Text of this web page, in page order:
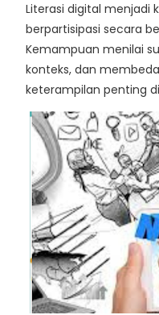
Literasi digital menjadi
berpartisipasi secara
Kemampuan menilai
konteks, dan
keterampilan penting